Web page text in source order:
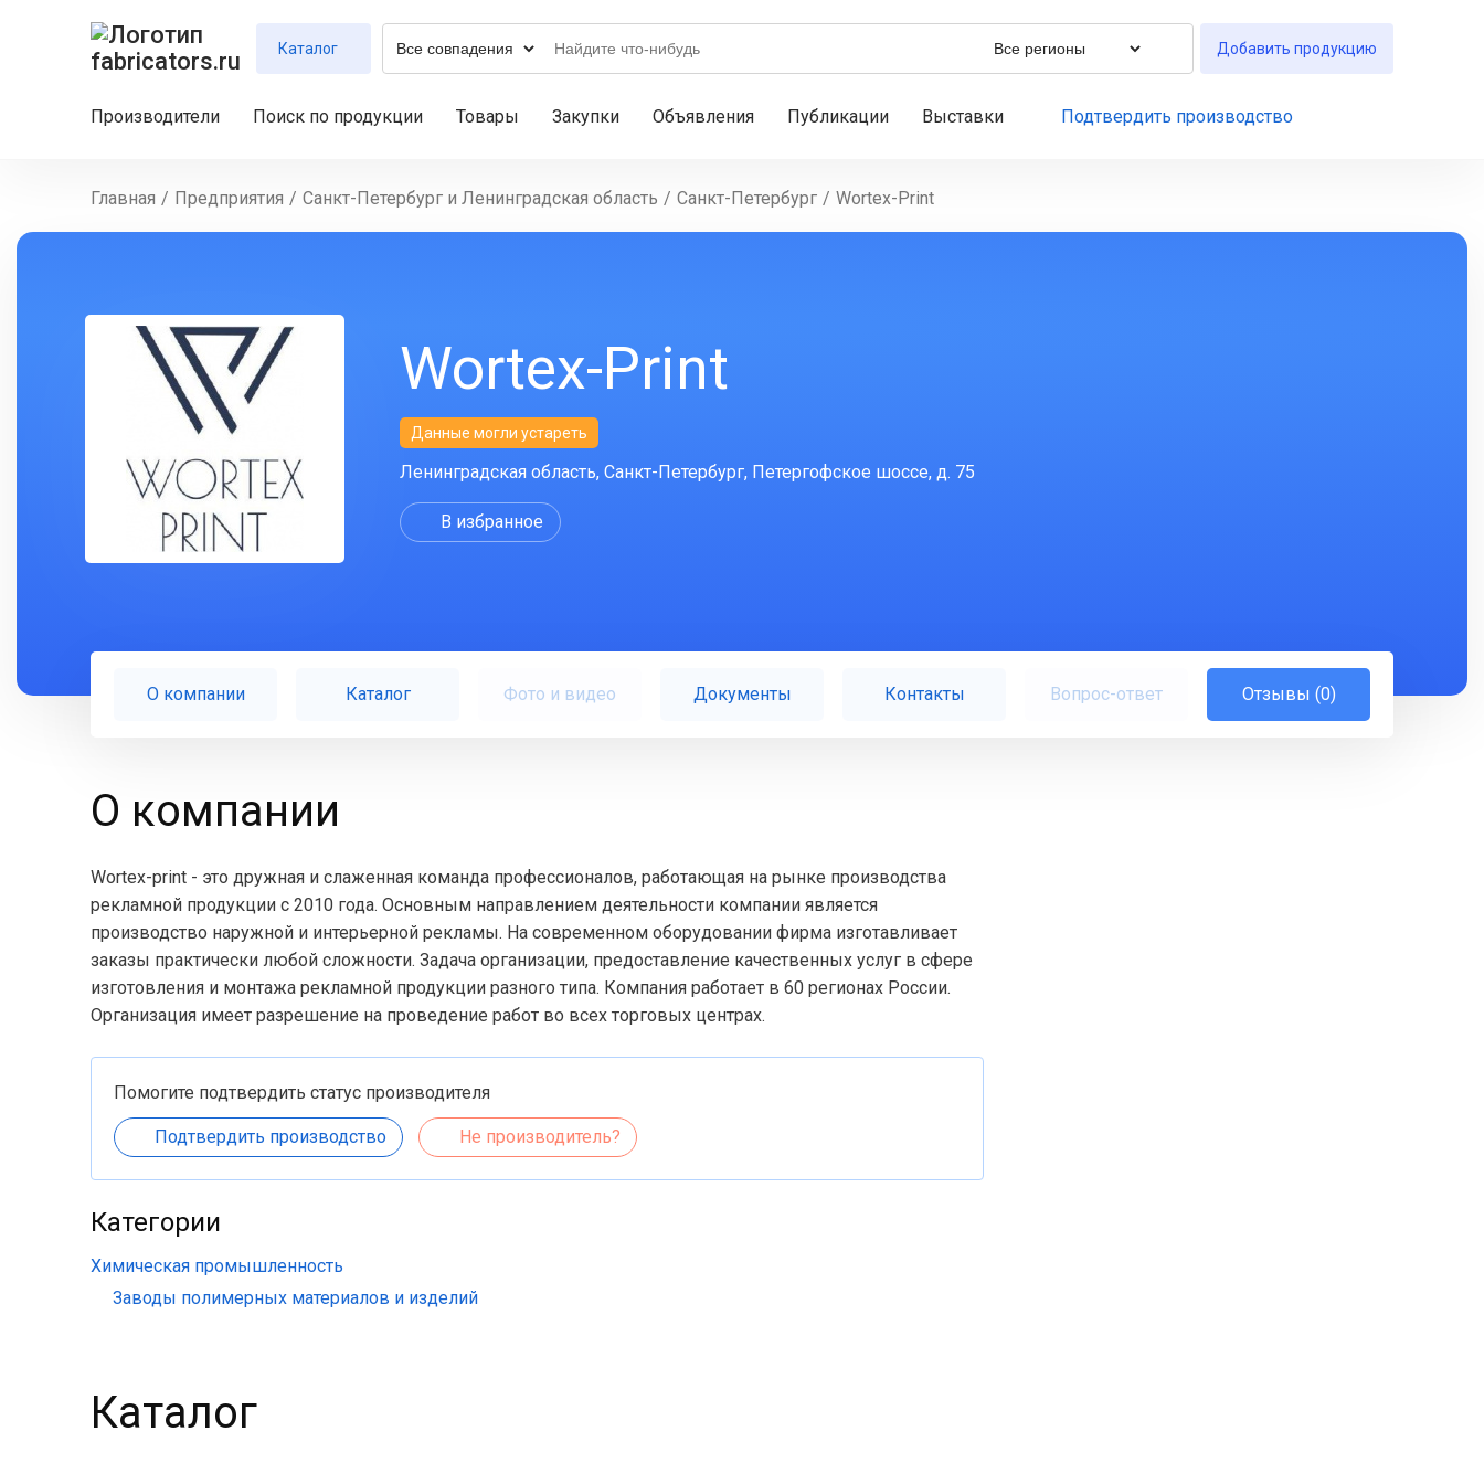
Каталог Добавить продукцию
Производители Поиск по продукции Товары Закупки Объявления Публикации Выставки Подтвердить производство
Главная / Предприятия / Санкт-Петербург и Ленинградская область / Санкт-Петербург / Wortex-Print
Wortex-Print
Данные могли устареть
Ленинградская область, Санкт-Петербург, Петергофское шоссе, д. 75
В избранное
О компании Каталог Фото и видео Документы Контакты Вопрос-ответ Отзывы (0)
О компании
Wortex-print - это дружная и слаженная команда профессионалов, работающая на рынке производства
рекламной продукции с 2010 года. Основным направлением деятельности компании является
производство наружной и интерьерной рекламы. На современном оборудовании фирма изготавливает
заказы практически любой сложности. Задача организации, предоставление качественных услуг в сфере
изготовления и монтажа рекламной продукции разного типа. Компания работает в 60 регионах России.
Организация имеет разрешение на проведение работ во всех торговых центрах.
Помогите подтвердить статус производителя
Подтвердить производство Не производитель?
Категории
Химическая промышленность
Заводы полимерных материалов и изделий
Каталог